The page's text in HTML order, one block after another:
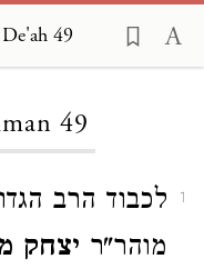
49
49
1
לכבוד הרב
מוהר"ר יצחק